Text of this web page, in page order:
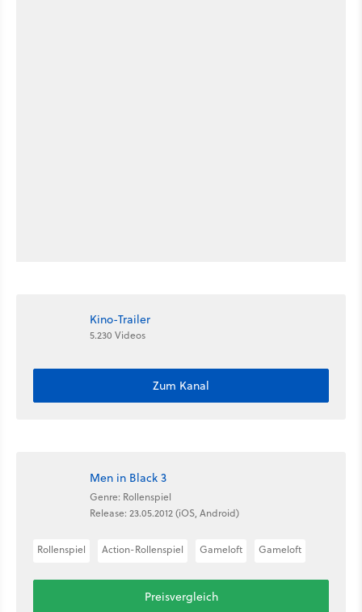
Kino-Trailer
5.230 Videos
Zum Kanal
Men in Black 3
Genre: Rollenspiel
Release: 23.05.2012 (iOS, Android)
Rollenspiel Action-Rollenspiel Gameloft Gameloft
Preisvergleich